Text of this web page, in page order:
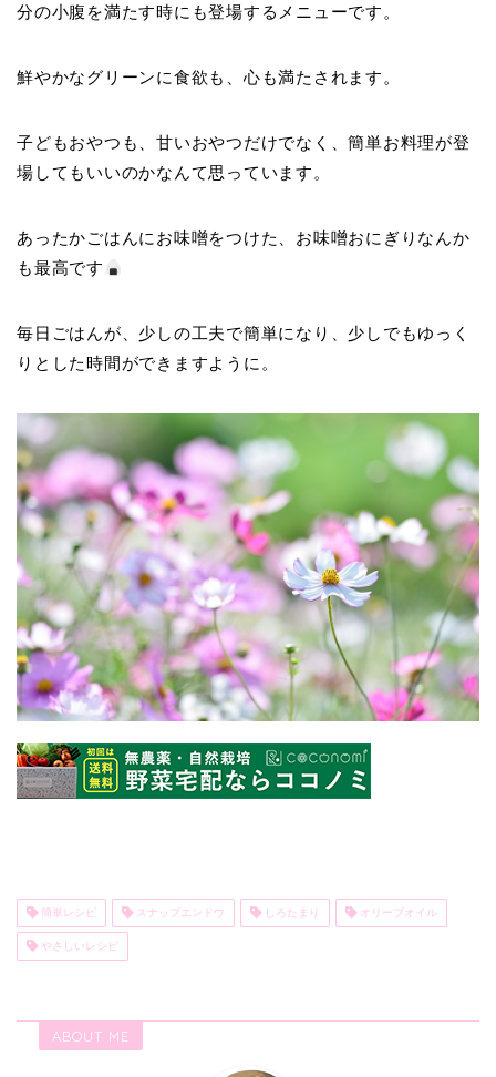
分の小腹を満たす時にも登場するメニューです。
鮮やかなグリーンに食欲も、心も満たされます。
子どもおやつも、甘いおやつだけでなく、簡単お料理が登
場してもいいのかなんて思っています。
あったかごはんにお味噌をつけた、お味噌おにぎりなんか
も最高です
毎日ごはんが、少しの工夫で簡単になり、少しでもゆっく
りとした時間ができますように。
簡単レシピ スナップエンドウ しろたまり オリーブオイル
やさしいレシピ
ABOUT ME